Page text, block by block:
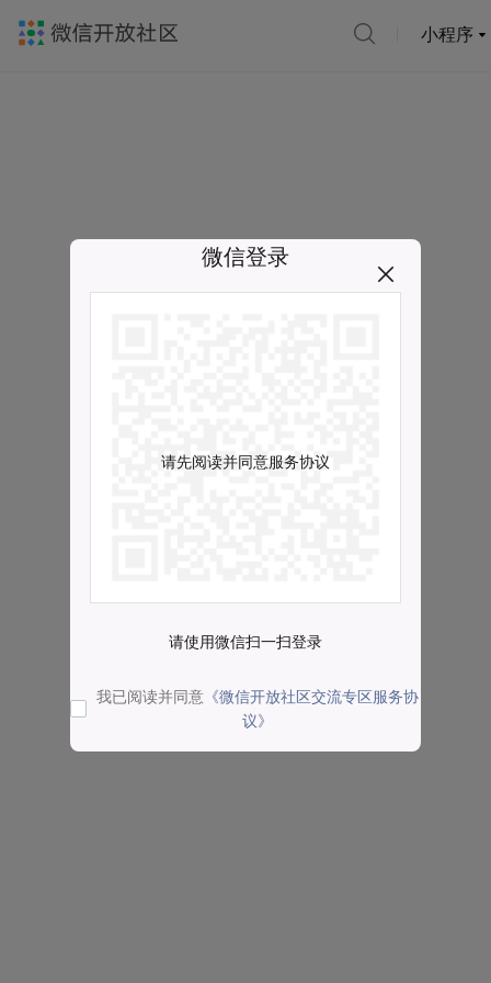
小程序
微信登录
请先阅读并同意服务协议
请使用微信扫一扫登录
我已阅读并同意 《微信开放社区交流专区服务协
议》